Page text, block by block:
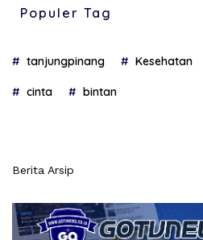
Populer Tag
tanjungpinang Kesehatan
cinta bintan
Berita Arsip